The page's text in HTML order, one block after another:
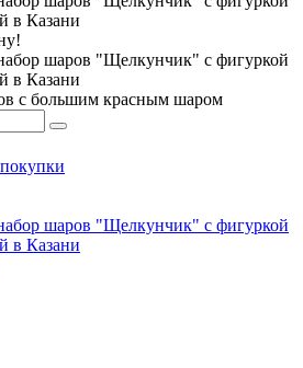
с большим красным шаром